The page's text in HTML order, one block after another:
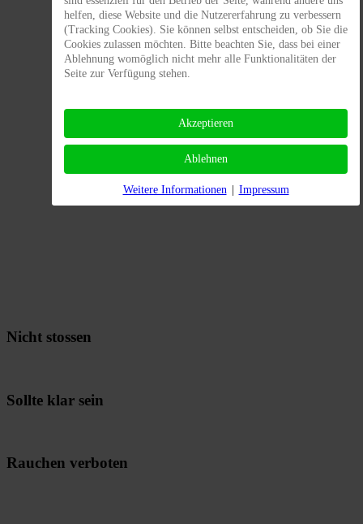
Nicht stossen
Sollte klar sein
Rauchen verboten
helfen, diese Website und die Nutzererfahrung zu verbessern
(Tracking Cookies). Sie können selbst entscheiden, ob Sie die
Cookies zulassen möchten. Bitte beachten Sie, dass bei einer
Ablehnung womöglich nicht mehr alle Funktionalitäten der
Seite zur Verfügung stehen.
Akzeptieren
Ablehnen
Weitere Informationen Impressum